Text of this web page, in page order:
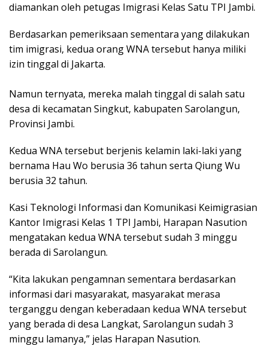
diamankan oleh petugas Imigrasi Kelas Satu TPI Jambi.
Berdasarkan pemeriksaan sementara yang dilakukan
tim imigrasi, kedua orang WNA tersebut hanya miliki
izin tinggal di Jakarta.
Namun ternyata, mereka malah tinggal di salah satu
desa di kecamatan Singkut, kabupaten Sarolangun,
Provinsi Jambi.
Kedua WNA tersebut berjenis kelamin laki-laki yang
bernama Hau Wo berusia 36 tahun serta Qiung Wu
berusia 32 tahun.
Kasi Teknologi Informasi dan Komunikasi Keimigrasian
Kantor Imigrasi Kelas 1 TPI Jambi, Harapan Nasution
mengatakan kedua WNA tersebut sudah 3 minggu
berada di Sarolangun.
“Kita lakukan pengamnan sementara berdasarkan
informasi dari masyarakat, masyarakat merasa
terganggu dengan keberadaan kedua WNA tersebut
yang berada di desa Langkat, Sarolangun sudah 3
minggu lamanya,” jelas Harapan Nasution.